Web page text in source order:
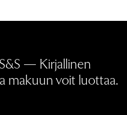
— Kirjallinen
makuun voit luottaa.